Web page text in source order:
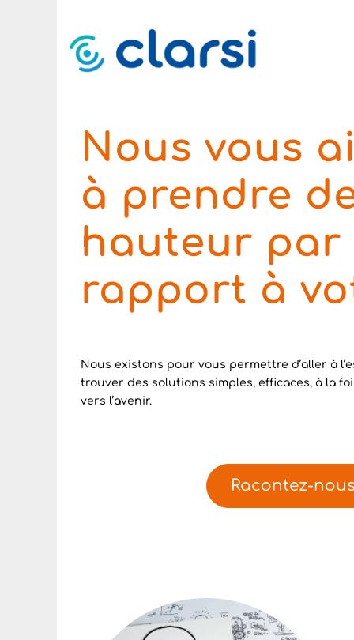
Nous vous
à prendre
hauteur par
rapport à
Nous existons pour vous permettre d’aller à
trouver des solutions simples, efficaces, à la
vers l’avenir.
Racontez-nous